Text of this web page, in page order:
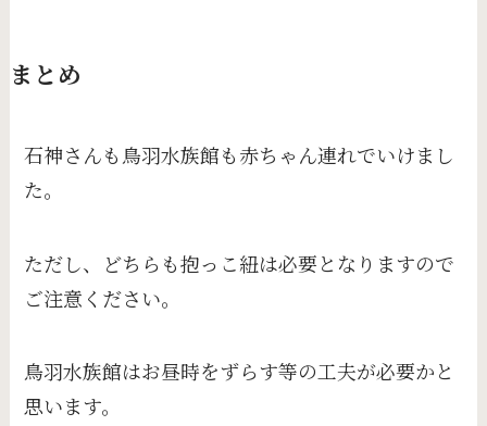
まとめ
石神さんも鳥羽水族館も赤ちゃん連れでいけまし
た。
ただし、どちらも抱っこ紐は必要となりますので
ご注意ください。
鳥羽水族館はお昼時をずらす等の工夫が必要かと
思います。